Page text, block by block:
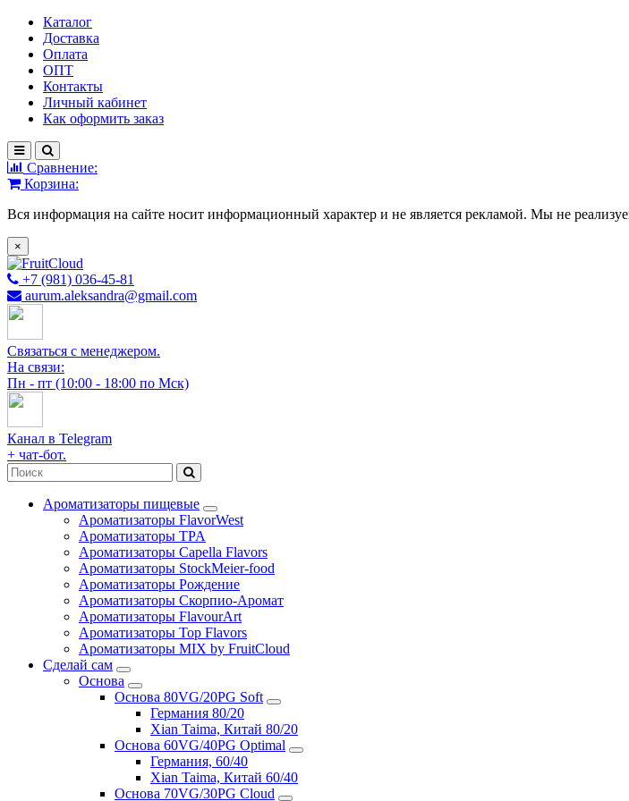
Каталог
Доставка
Оплата
ОПТ
Контакты
Личный кабинет
Как оформить заказ
Сравнение:
Корзина:
Вся информация на сайте носит информационный характер и не является рекламой. Мы не
×
+7 (981) 036-45-81
aurum.aleksandra@gmail.com
Связаться с менеджером.
На связи:
Пн - пт (10:00 - 18:00 по Мск)
Канал в Telegram
+ чат-бот.
Ароматизаторы пищевые
Ароматизаторы FlavorWest
Ароматизаторы TPA
Ароматизаторы Capella Flavors
Ароматизаторы StockMeier-food
Ароматизаторы Рождение
Ароматизаторы Скорпио-Аромат
Ароматизаторы FlavourArt
Ароматизаторы Top Flavors
Ароматизаторы MIX by FruitCloud
Сделай сам
Основа
Основа 80VG/20PG Soft
Германия 80/20
Xian Taima, Китай 80/20
Основа 60VG/40PG Optimal
Германия, 60/40
Xian Taima, Китай 60/40
Основа 70VG/30PG Cloud